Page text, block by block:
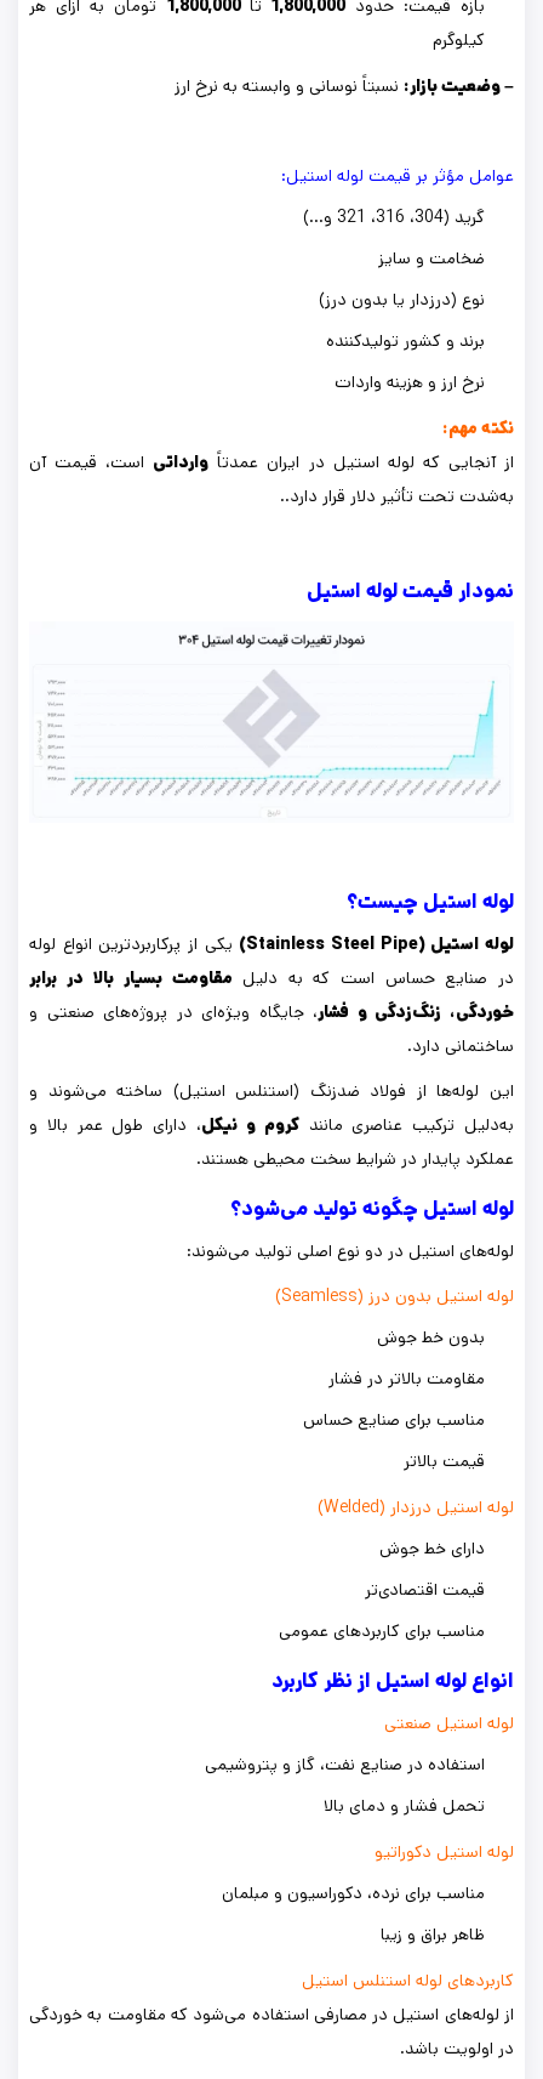
بازه قیمت: حدود 1,800,000 تا
تومان به ازای هر
کیلوگرم
– وضعیت بازار: نسبتاً نوسانی و وابسته به نرخ ارز
عوامل مؤثر بر قیمت لوله استیل:
گرید (304، 316، 321 و…)
ضخامت و سایز
نوع (درزدار یا بدون درز)
برند و کشور تولیدکننده
نرخ ارز و هزینه واردات
نکته مهم:
از آنجایی که لوله استیل در ایران عمدتاً وارداتی است، قیمت آن
به‌شدت تحت تأثیر دلار قرار دارد..
نمودار قیمت لوله استیل
لوله استیل چیست؟
لوله استیل (Stainless Steel Pipe)
یکی از پرکاربردترین انواع لوله
در صنایع حساس است که به دلیل مقاومت بسیار بالا در برابر
خوردگی، زنگ‌زدگی و فشار، جایگاه ویژه‌ای در پروژه‌های صنعتی و
ساختمانی دارد.
این لوله‌ها از فولاد ضدزنگ (استنلس استیل) ساخته می‌شوند و
به‌دلیل ترکیب عناصری مانندکروم و نیکل، دارای طول عمر بالا و
عملکرد پایدار در شرایط سخت محیطی هستند.
لوله استیل چگونه تولید می‌شود؟
لوله‌های استیل در دو نوع اصلی تولید می‌شوند:
لوله استیل بدون درز (Seamless)
بدون خط جوش
مقاومت بالاتر در فشار
مناسب برای صنایع حساس
قیمت بالاتر
لوله استیل درزدار (Welded)
دارای خط جوش
قیمت اقتصادی‌تر
مناسب برای کاربردهای عمومی
انواع لوله استیل از نظر کاربرد
لوله استیل صنعتی
استفاده در صنایع نفت، گاز و پتروشیمی
تحمل فشار و دمای بالا
لوله استیل دکوراتیو
مناسب برای نرده، دکوراسیون و مبلمان
ظاهر براق و زیبا
کاربردهای لوله استنلس استیل
از لوله‌های استیل در مصارفی استفاده می‌شود که مقاومت به خوردگی
در اولویت باشد.